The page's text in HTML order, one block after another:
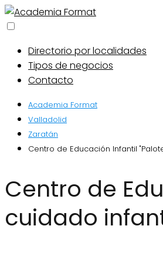
Directorio por localidades
Tipos de negocios
Contacto
Academia Format
Valladolid
Zaratán
Centro de Educación Infantil
Centro de Educación Infantil "Palotes" - Agencia de
cuidado